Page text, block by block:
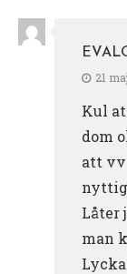
21
Kul
dom
att
Låter
man